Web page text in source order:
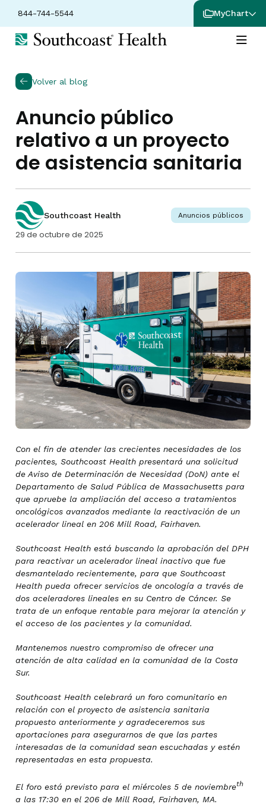
844-744-5544 MyChart
Volver al blog
Anuncio público
relativo a un proyecto
de asistencia sanitaria
Southcoast Health Anuncios públicos
29 de octubre de 2025
Con el fin de atender las crecientes necesidades de los
pacientes, Southcoast Health presentará una solicitud
de Aviso de Determinación de Necesidad (DoN) ante el
Departamento de Salud Pública de Massachusetts para
que apruebe la ampliación del acceso a tratamientos
oncológicos avanzados mediante la reactivación de un
acelerador lineal en 206 Mill Road, Fairhaven.
Southcoast Health está buscando la aprobación del DPH
para reactivar un acelerador lineal inactivo que fue
desmantelado recientemente, para que Southcoast
Health pueda ofrecer servicios de oncología a través de
dos aceleradores lineales en su Centro de Cáncer. Se
trata de un enfoque rentable para mejorar la atención y
el acceso de los pacientes y la comunidad.
Mantenemos nuestro compromiso de ofrecer una
atención de alta calidad en la comunidad de la Costa
Sur.
Southcoast Health celebrará un foro comunitario en
relación con el proyecto de asistencia sanitaria
propuesto anteriormente y agradeceremos sus
aportaciones para asegurarnos de que las partes
interesadas de la comunidad sean escuchadas y estén
representadas en esta propuesta.
El foro está previsto para el miércoles 5 de noviembreth
a las 17:30 en el 206 de Mill Road, Fairhaven, MA.